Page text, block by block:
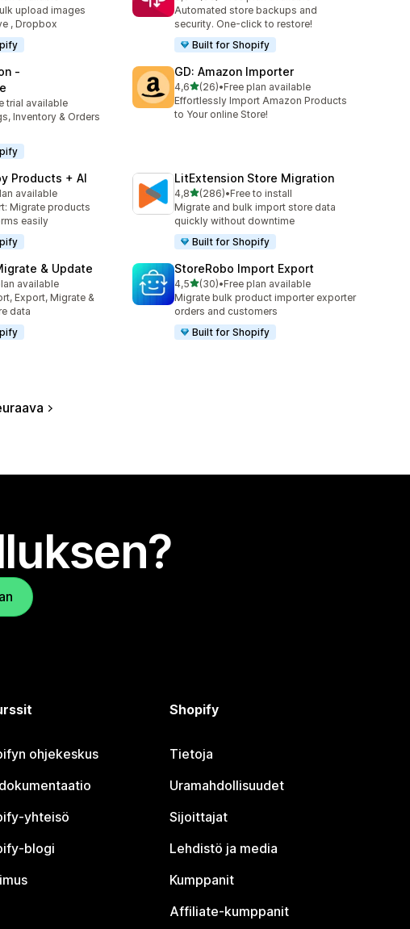
upload images
, Dropbox
Automated store backups and
security. One-click to restore!
Built for Shopify
‑
trial available
Inventory & Orders
GD: Amazon Importer
4,6/ 5 tähteä
(26)
26 arvostelua yhteensä
•Free plan available
Effortlessly Import Amazon Products
to Your online Store!
Products + AI
available
Migrate products
easily
LitExtension Store Migration
4,8/ 5 tähteä
(286)
286 arvostelua yhteensä
•Free to install
Migrate and bulk import store data
quickly without downtime
Built for Shopify
& Update
available
Export, Migrate &
data
StoreRobo Import Export
4,5/ 5 tähteä
(30)
30 arvostelua yhteensä
•Free plan available
Migrate bulk product importer exporter
orders and customers
Built for Shopify
ohjekeskus
yhteisö
blogi
Shopify
Tietoja
Uramahdollisuudet
Sijoittajat
Lehdistö ja media
Kumppanit
Affiliate-kumppanit